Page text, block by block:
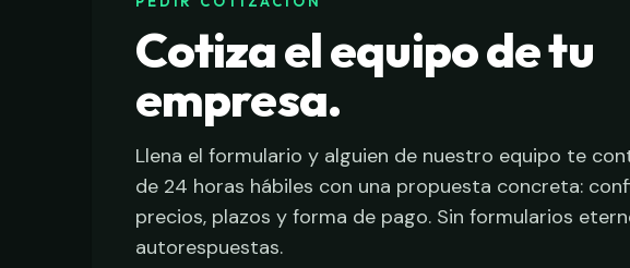
Cotiza el equipo de tu
empresa.
Llena el formulario y alguien de nuestro equipo te
de 24 horas hábiles con una propuesta concreta:
precios, plazos y forma de pago. Sin formularios
autorespuestas.